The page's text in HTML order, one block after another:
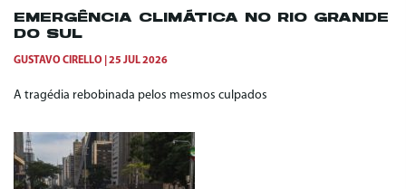
EMERGÊNCIA CLIMÁTICA NO RIO GRANDE
DO SUL
GUSTAVO CIRELLO 25 JUL 2026
A tragédia rebobinada pelos mesmos culpados